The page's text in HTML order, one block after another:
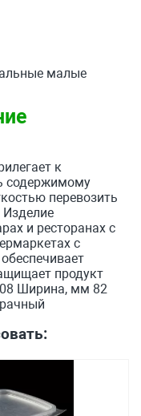
малые
к
содержимому
перевозить
Изделие
и ресторанах с
с
продукт
Ширина, мм 82